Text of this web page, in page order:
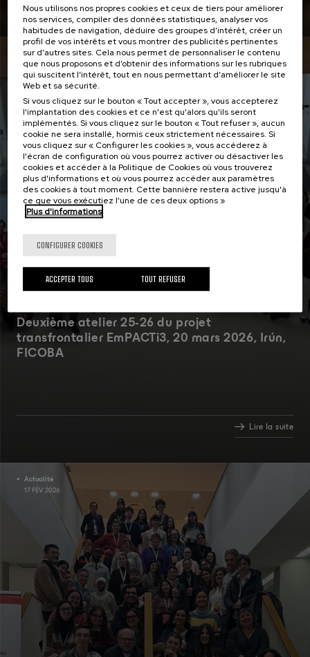
Actualité
30 MAR 2026
Deuxième atelier 25-26 du projet
transfrontalier EmPACTi3, 20 mars 2026, Irún,
FICOBA
Lire la suite
Actualité
17 FÉV 2026
Nous utilisons nos propres cookies et ceux de tiers pour améliorer
nos services, compiler des données statistiques, analyser vos
habitudes de navigation, déduire des groupes d’intérêt, créer un
profil de vos intérêts et vous montrer des publicités pertinentes
sur d’autres sites. Cela nous permet de personnaliser le contenu
que nous proposons et d’obtenir des informations sur les rubriques
qui suscitent l’intérêt, tout en nous permettant d’améliorer le site
Web et sa sécurité.
Si vous cliquez sur le bouton « Tout accepter », vous accepterez
l'implantation des cookies et ce n'est qu'alors qu'ils seront
implémentés. Si vous cliquez sur le bouton « Tout refuser », aucun
cookie ne sera installé, hormis ceux strictement nécessaires. Si
vous cliquez sur « Configurer les cookies », vous accéderez à
l'écran de configuration où vous pourrez activer ou désactiver les
cookies et accéder à la Politique de Cookies où vous trouverez
plus d'informations et où vous pourrez accéder aux paramètres
des cookies à tout moment. Cette bannière restera active jusqu'à
ce que vous exécutiez l'une de ces deux options »
Plus d'informations
CONFIGURER COOKIES
TOUT REFUSER
ACCEPTER TOUS